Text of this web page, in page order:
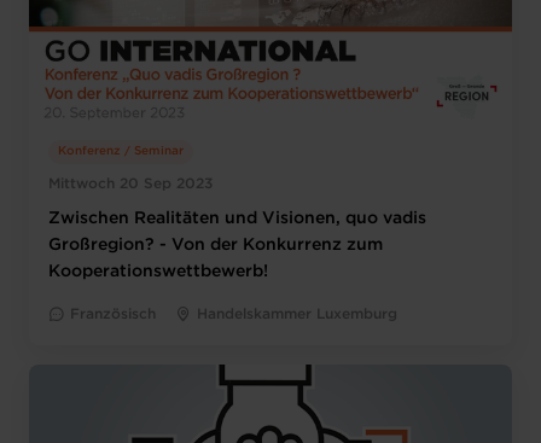
Mittwoch 20 Sep 2023
Konferenz / Seminar
Zwischen Realitäten und Visionen, quo vadis
Großregion? - Von der Konkurrenz zum
Kooperationswettbewerb!
Französisch Handelskammer Luxemburg